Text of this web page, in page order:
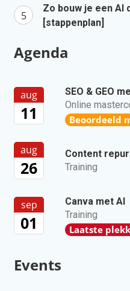
Zo bouw je een AI
[stappenplan]
Agenda
aug
11
SEO & GEO
Online
Beoordeeld
aug
26
Content
Training
sep
01
Canva met AI
Training
Laatste
Events